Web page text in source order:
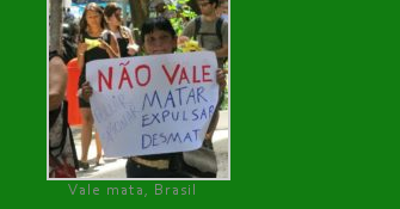
Vale mata, Brasil